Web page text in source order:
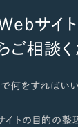
サイ
ご相談く
何をすればい
トの目的の整